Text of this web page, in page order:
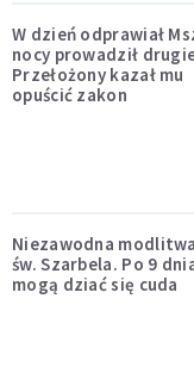
W dzień odprawiał
nocy prowadził
Przełożony kazał mu
opuścić zakon
Niezawodna
św. Szarbela. Po 9
mogą dziać się cuda